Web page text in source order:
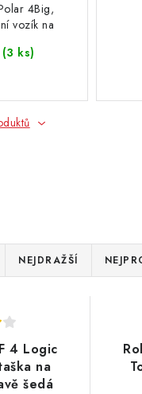
4Big,
vozík na
(3 ks)
NEJDRAŽŠÍ
4 Logic
na
šedá